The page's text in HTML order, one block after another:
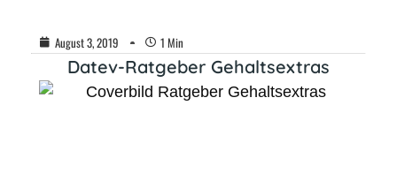
August 3, 2019 1 Min
Datev-Ratgeber Gehaltsextras